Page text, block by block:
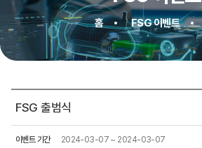
홈 FSG 이벤트
FSG 출범식
이벤트 기간 2024-03-07 ~ 2024-03-07